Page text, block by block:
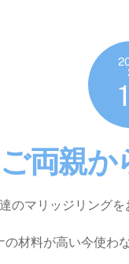
ご両親か
のマリッジリング
の材料が高い今使わ